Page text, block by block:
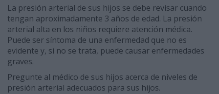
La presión arterial de sus hijos se debe revisar cuando
tengan aproximadamente 3 años de edad. La presión
arterial alta en los niños requiere atención médica.
Puede ser síntoma de una enfermedad que no es
evidente y, si no se trata, puede causar enfermedades
graves.
Pregunte al médico de sus hijos acerca de niveles de
presión arterial adecuados para sus hijos.